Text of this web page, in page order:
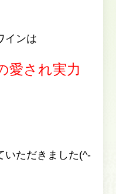
インは
愛され実力
ただきました(^-